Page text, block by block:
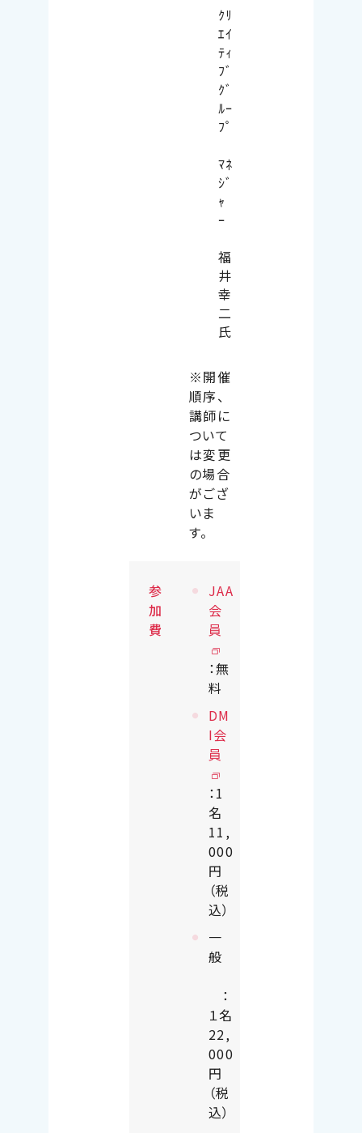
ｸﾘ
ｴｲ
ﾃｨ
ﾌﾞ
ｸﾞ
ﾙｰ
ﾌﾟ
ﾏﾈ
ｼﾞ
ｬ
ｰ
福
井
幸
二
氏
※開催
順序、
講師に
ついて
は変更
の場合
がござ
いま
す。
参
加
費
JAA
会
員
：無
料
DM
I会
員
：1
名
11,
000
円
（税
込）
一
般
：
１名
22,
000
円
（税
込）